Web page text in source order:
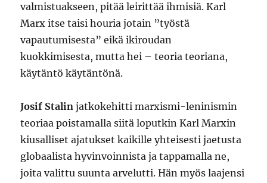
valmistuakseen, pitää leirittää ihmisiä. Karl
Marx itse taisi houria jotain ”työstä
vapautumisesta” eikä ikiroudan
kuokkimisesta, mutta hei – teoria teoriana,
käytäntö käytäntönä.
Josif Stalin jatkokehitti marxismi-leninismin
teoriaa poistamalla siitä loputkin Karl Marxin
kiusalliset ajatukset kaikille yhteisesti jaetusta
globaalista hyvinvoinnista ja tappamalla ne,
joita valittu suunta arvelutti. Hän myös laajensi